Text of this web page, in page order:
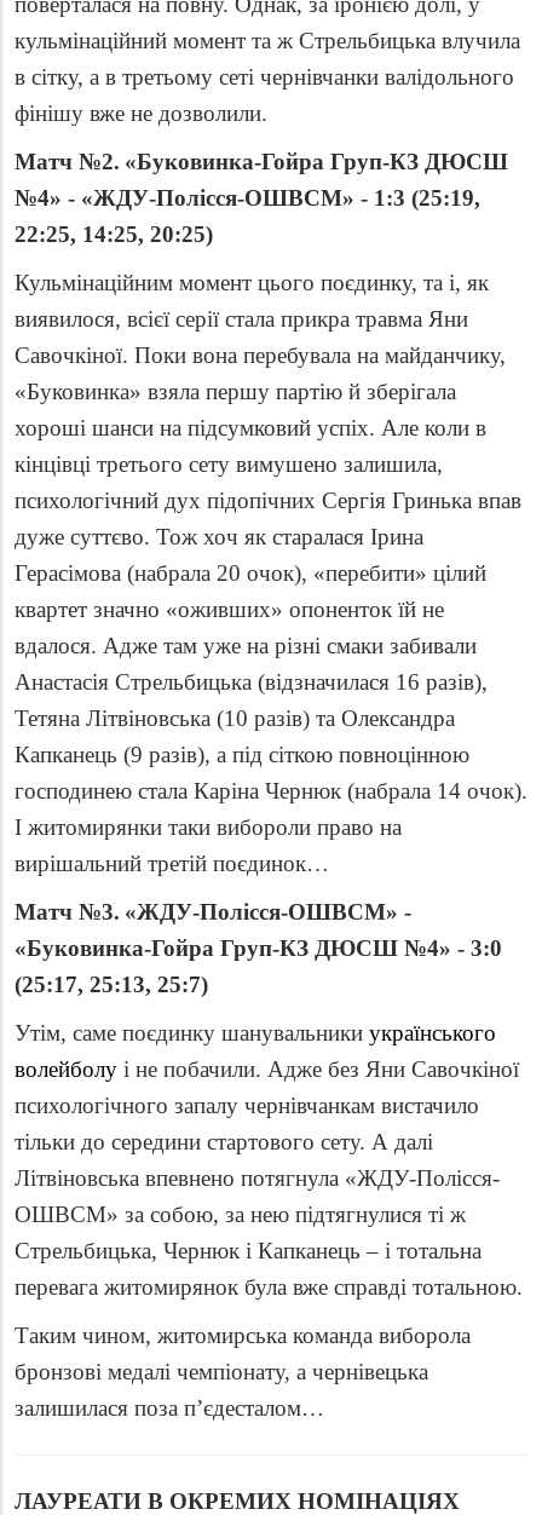
кульмінаційний момент та ж Стрельбицька влучила
в сітку, а в третьому сеті чернівчанки валідольного
фінішу вже не дозволили.
Матч №2. «Буковинка-Гойра Груп-КЗ ДЮСШ
№4» - «ЖДУ-Полісся-ОШВСМ» - 1:3 (25:19,
22:25, 14:25, 20:25)
Кульмінаційним момент цього поєдинку, та і, як
виявилося, всієї серії стала прикра травма Яни
Савочкіної. Поки вона перебувала на майданчику,
«Буковинка» взяла першу партію й зберігала
хороші шанси на підсумковий успіх. Але коли в
кінцівці третього сету вимушено залишила,
психологічний дух підопічних Сергія Гринька впав
дуже суттєво. Тож хоч як старалася Ірина
Герасімова (набрала 20 очок), «перебити» цілий
квартет значно «оживших» опоненток їй не
вдалося. Адже там уже на різні смаки забивали
Анастасія Стрельбицька (відзначилася 16 разів),
Тетяна Літвіновська (10 разів) та Олександра
Капканець (9 разів), а під сіткою повноцінною
господинею стала Каріна Чернюк (набрала 14 очок).
І житомирянки таки вибороли право на
вирішальний третій поєдинок…
Матч №3. «ЖДУ-Полісся-ОШВСМ» -
«Буковинка-Гойра Груп-КЗ ДЮСШ №4» - 3:0
(25:17, 25:13, 25:7)
Утім, саме поєдинку шанувальники українського
волейболу і не побачили. Адже без Яни Савочкіної
психологічного запалу чернівчанкам вистачило
тільки до середини стартового сету. А далі
Літвіновська впевнено потягнула «ЖДУ-Полісся-
ОШВСМ» за собою, за нею підтягнулися ті ж
Стрельбицька, Чернюк і Капканець – і тотальна
перевага житомирянок була вже справді тотальною.
Таким чином, житомирська команда виборола
бронзові медалі чемпіонату, а чернівецька
залишилася поза п’єдесталом…
ЛАУРЕАТИ В ОКРЕМИХ НОМІНАЦІЯХ